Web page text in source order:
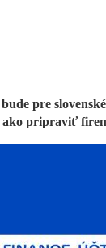
pre
pripraviť